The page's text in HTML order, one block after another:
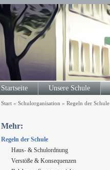
Startseite Unsere Schule
Start» Schulorganisation » Regeln der Schule
Mehr:
Regeln der Schule
Haus- & Schulordnung
Verstöße & Konsequenzen